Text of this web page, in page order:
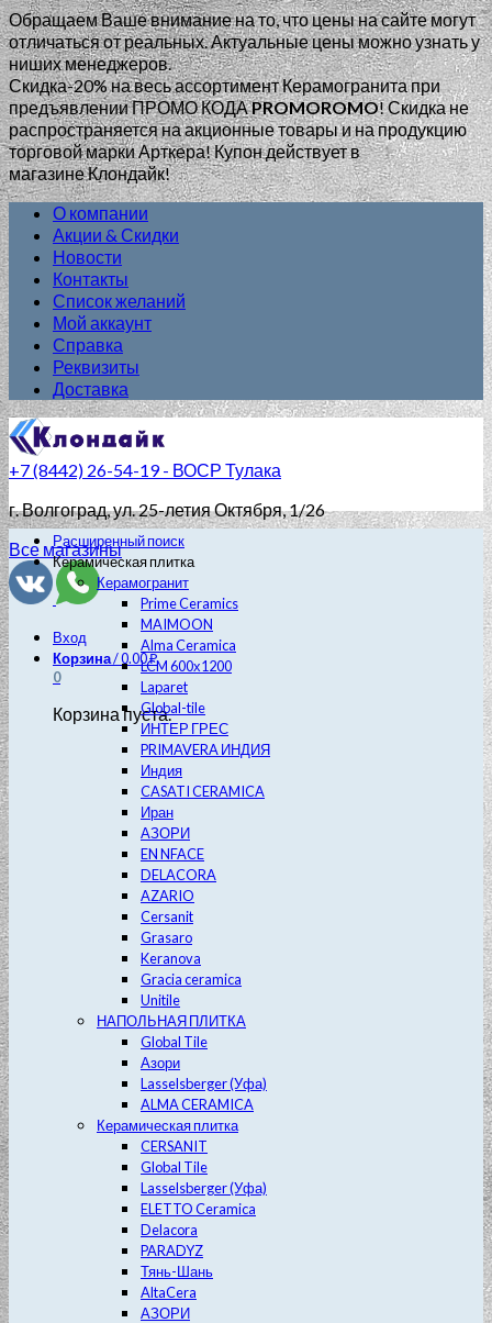
Обращаем Ваше внимание на то, что цены на сайте могут
отличаться от реальных. Актуальные цены можно узнать у
ниших менеджеров.
Скидка-20% на весь ассортимент Керамогранита при
предъявлении ПРОМО КОДАPROMOROMO!Скидка не
распространяется на акционные товары и на продукцию
торговой марки Арткера! Купон действует в
магазине Клондайк!
О компании
Акции & Скидки
Новости
Контакты
Список желаний
Мой аккаунт
Справка
Реквизиты
Доставка
+7 (8442) 26-54-19 - ВОСР Тулака
г. Волгоград, ул. 25-летия Октября, 1/26
Все магазины
Вход
Корзина/0.00₽
0
Корзина пуста.
Расширенный поиск
Керамическая плитка
Керамогранит
Prime Ceramics
MAIMOON
Alma Ceramica
LCM 600х1200
Laparet
Global-tile
ИНТЕР ГРЕС
PRIMAVERA ИНДИЯ
Индия
CASATI CERAMICA
Иран
АЗОРИ
EN NFACE
DELACORA
AZARIO
Cersanit
Grasaro
Keranova
Gracia ceramica
Unitile
НАПОЛЬНАЯ ПЛИТКА
Global Tile
Азори
Lasselsberger (Уфа)
ALMA CERAMICA
Керамическая плитка
CERSANIT
Global Tile
Lasselsberger (Уфа)
ELETTO Ceramica
Delacora
PARADYZ
Тянь-Шань
AltaCera
АЗОРИ